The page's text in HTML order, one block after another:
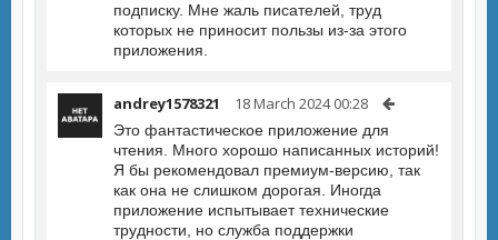
подписку. Мне жаль писателей, труд
которых не приносит пользы из-за этого
приложения.
andrey1578321 18 March 2024 00:28
Это фантастическое приложение для
чтения. Много хорошо написанных историй!
Я бы рекомендовал премиум-версию, так
как она не слишком дорогая. Иногда
приложение испытывает технические
трудности, но служба поддержки